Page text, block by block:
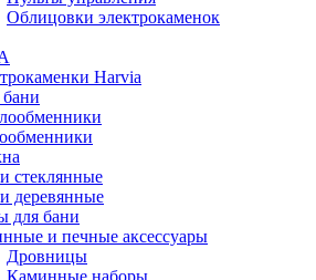
Облицовки электрокаменок
Harvia
стеклянные
деревянные
для бани
и печные аксессуары
Дровницы
Каминные наборы